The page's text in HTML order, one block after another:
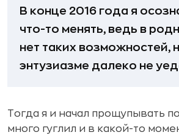
В конце 2016 года я
что-то менять, ведь в
нет таких возможностей,
энтузиазме далеко не
Тогда я и начал прощупывать
много гуглил и в какой-то